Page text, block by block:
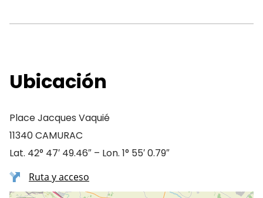
Ubicación
Place Jacques Vaquié
11340 CAMURAC
Lat. 42° 47′ 49.46″ – Lon. 1° 55′ 0.79″
Ruta y acceso